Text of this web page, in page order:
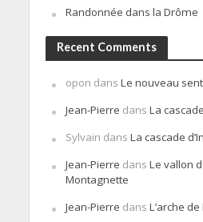
Randonnée dans la Drôme
Recent Comments
opon dans Le nouveau
Jean-Pierre dans La
Sylvain dans La cascade
Jean-Pierre dans Le vallon
Montagnette
Jean-Pierre dans L’arche